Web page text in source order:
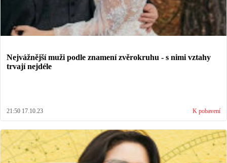
Nejvážnější muži podle znamení zvěrokruhu - s nimi vztahy
trvají nejdéle
21:50 17.10.23 K pobavení